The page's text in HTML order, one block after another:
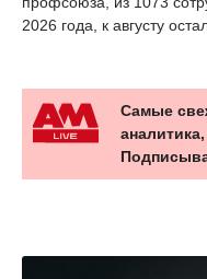
2026 года, к августу
Самые